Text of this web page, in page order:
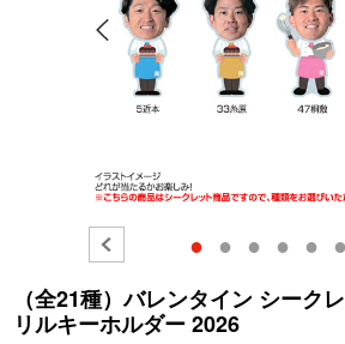
● ● ● ● ● ●
（全21種）バレンタイン シーク
リルキーホルダー 2026